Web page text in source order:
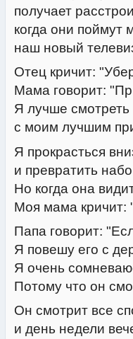
получает
когда они поймут
наш новый
Отец кричит:
Мама говорит:
Я лучше
с моим лучшим
Я прокрасться
и превратить
Но когда она
Моя мама кричит:
Папа говорит:
Я повешу его с
Я очень
Потому что он
Он смотрит все
и день недели